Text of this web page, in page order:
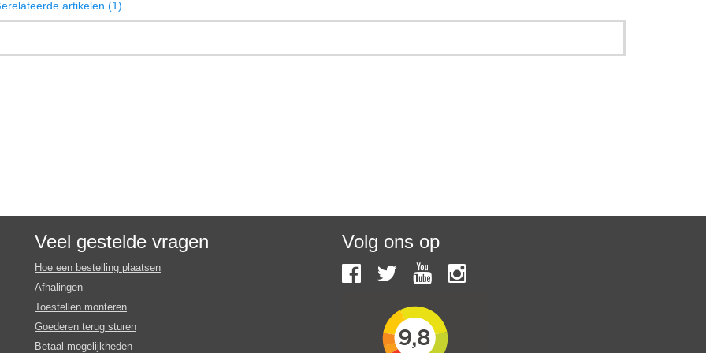
artikelen (1)
Veel gestelde vragen
Hoe een bestelling plaatsen
Afhalingen
Toestellen monteren
Goederen terug sturen
Betaal mogelijkheden
Volg ons op